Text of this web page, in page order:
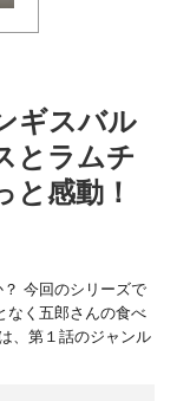
ギスバル
とラムチ
と感動！
今回のシリーズで
なく五郎さんの食べ
、第１話のジャンル